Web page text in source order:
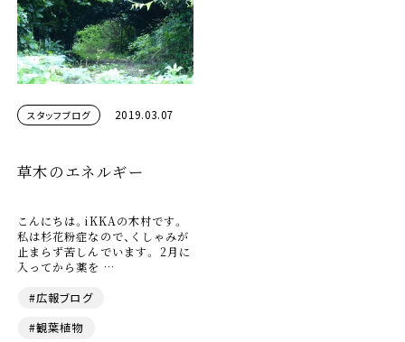
スタッフブログ 2019.03.07
草木のエネルギー
こんにちは。iKKAの木村です。
私は杉花粉症なので、くしゃみが
止まらず苦しんでいます。 2月に
入ってから薬を …
#広報ブログ
#観葉植物